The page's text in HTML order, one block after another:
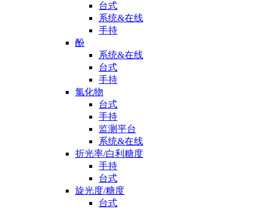
台式
系统&在线
手持
酚
系统&在线
台式
手持
氯化物
台式
手持
监测平台
系统&在线
折光率/白利糖度
手持
台式
旋光度/糖度
台式